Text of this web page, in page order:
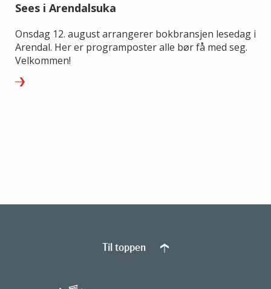
Sees i Arendalsuka
Onsdag 12. august arrangerer bokbransjen lesedag i
Arendal. Her er programposter alle bør få med seg.
Velkommen!
Til toppen